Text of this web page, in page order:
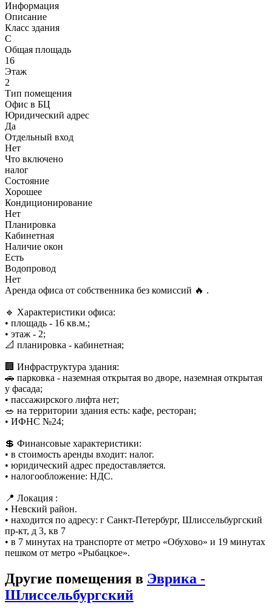
Информация
Описание
Класс здания
C
Общая площадь
16
Этаж
2
Тип помещения
Офис в БЦ
Юридический адрес
Да
Отдельный вход
Нет
Что включено
налог
Состояние
Хорошее
Кондиционирование
Нет
Планировка
Кабинетная
Наличие окон
Есть
Водопровод
Нет
Аренда офиса от собственника без комиссий 🔥 .
🔹 Характеристики офиса:
• площадь - 16 кв.м.;
• этаж - 2;
📐 планировка - кабинетная;
🏢 Инфраструктура здания:
🚗 парковка - наземная открытая во дворе, наземная открытая
у фасада;
• пассажирского лифта нет;
🥗 на территории здания есть: кафе, ресторан;
• ИФНС №24;
💲 Финансовые характеристики:
• в стоимость аренды входит: налог.
• юридический адрес предоставляется.
• налогообложение: НДС.
📍 Локация :
• Невский район.
• находится по адресу: г Санкт-Петербург, Шлиссельбургский
пр-кт, д 3, кв 7
• в 7 минутах на транспорте от метро «Обухово» и 19 минутах
пешком от метро «Рыбацкое».
Другие помещения в Эврика -
Шлиссельбургский